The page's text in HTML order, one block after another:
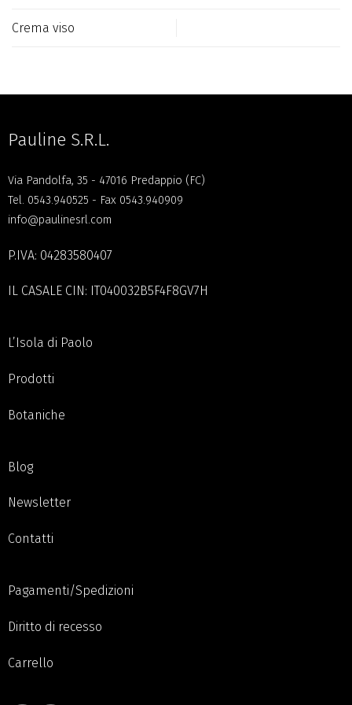
Crema viso
Pauline S.R.L.
Via Pandolfa, 35 - 47016 Predappio (FC)
Tel. 0543.940525 - Fax 0543.940909
info@paulinesrl.com
P.IVA: 04283580407
IL CASALE CIN: IT040032B5F4F8GV7H
L’Isola di Paolo
Prodotti
Botaniche
Blog
Newsletter
Contatti
Pagamenti/Spedizioni
Diritto di recesso
Carrello